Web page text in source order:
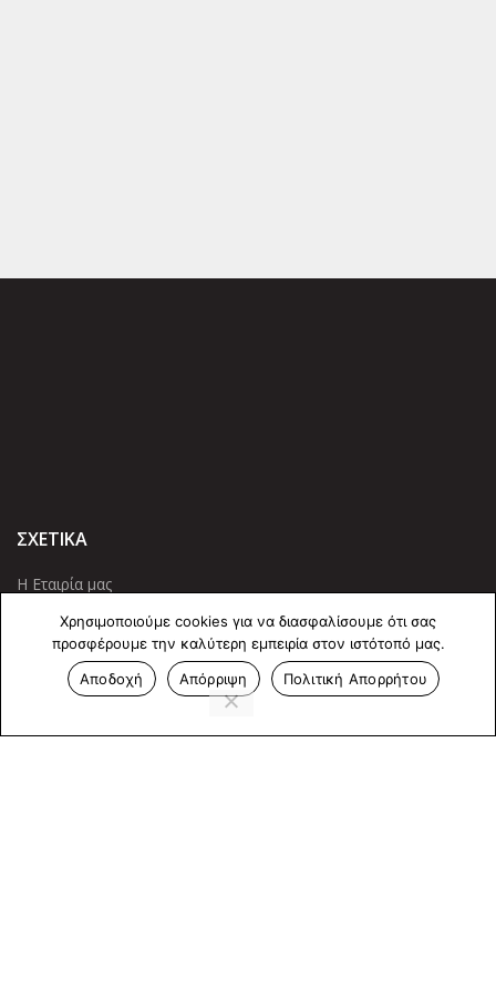
ΣΧΕΤΙΚΑ
Η Εταιρία μας
Προϊόντα
Οι Υπηρεσίες μας
Χρησιμοποιούμε cookies για να διασφαλίσουμε ότι σας
προσφέρουμε την καλύτερη εμπειρία στον ιστότοπό μας.
Αποδοχή
Απόρριψη Πολιτική Απορρήτου